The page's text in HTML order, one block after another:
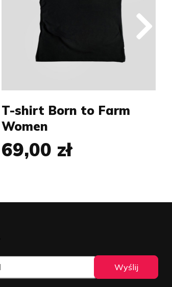
Rozmiar:
T-shirt Born to Farm
Women
69,00 zł